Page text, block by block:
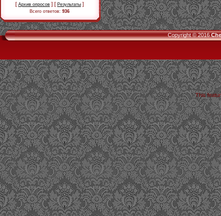
[ Архив опросов ] [ Результаты ]
Всего ответов: 936
Copyright © 2016
This